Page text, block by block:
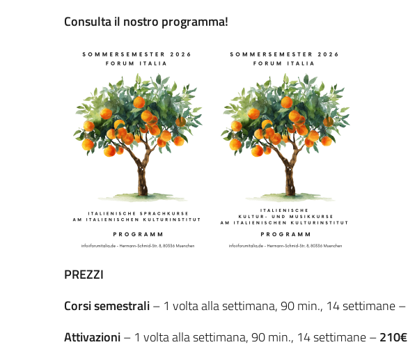
Consulta il nostro programma!
PREZZI
Corsi semestrali– 1 volta alla settimana, 90 min., 14 settimane –
Attivazioni– 1 volta alla settimana, 90 min., 14 settimane –210€